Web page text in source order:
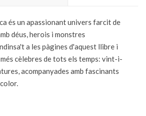
és un apassionant univers farcit de
déus, herois i monstres
a les pàgines d'aquest llibre i
cèlebres de tots els temps: vint-i-
acompanyades amb fascinants